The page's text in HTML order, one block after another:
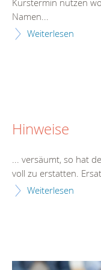
Namen...
Weiterlesen
Hinweise
... versäumt, so hat
voll zu erstatten.
Weiterlesen